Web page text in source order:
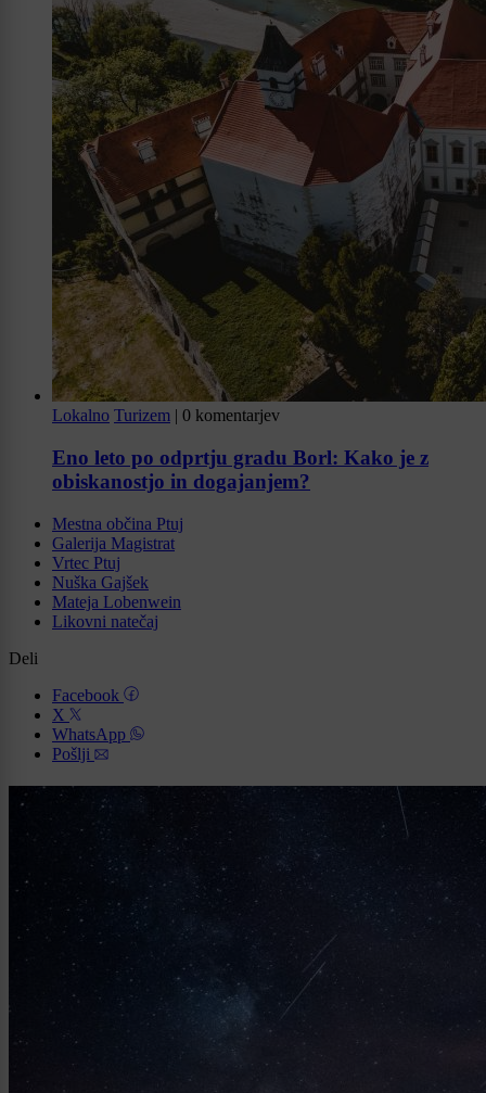
Lokalno Turizem | 0 komentarjev
Eno leto po odprtju gradu Borl: Kako je z
obiskanostjo in dogajanjem?
Mestna občina Ptuj
Galerija Magistrat
Vrtec Ptuj
Nuška Gajšek
Mateja Lobenwein
Likovni natečaj
Deli
Facebook
X
WhatsApp
Pošlji